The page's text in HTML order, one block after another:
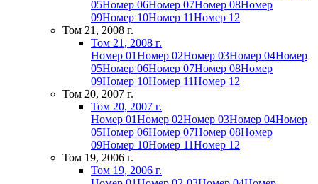
05Номер 06Номер 07Номер 08Номер
09Номер 10Номер 11Номер 12
Том 21, 2008 г.
Том 21, 2008 г.
Номер 01Номер 02Номер 03Номер 04Номер
05Номер 06Номер 07Номер 08Номер
09Номер 10Номер 11Номер 12
Том 20, 2007 г.
Том 20, 2007 г.
Номер 01Номер 02Номер 03Номер 04Номер
05Номер 06Номер 07Номер 08Номер
09Номер 10Номер 11Номер 12
Том 19, 2006 г.
Том 19, 2006 г.